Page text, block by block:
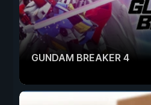
GUNDAM BREAKER 4